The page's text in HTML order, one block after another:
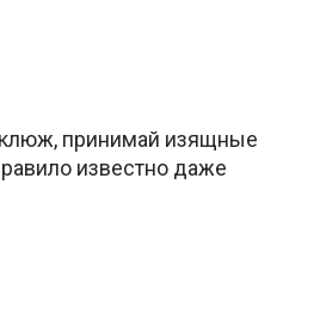
принимай изящные
известно даже